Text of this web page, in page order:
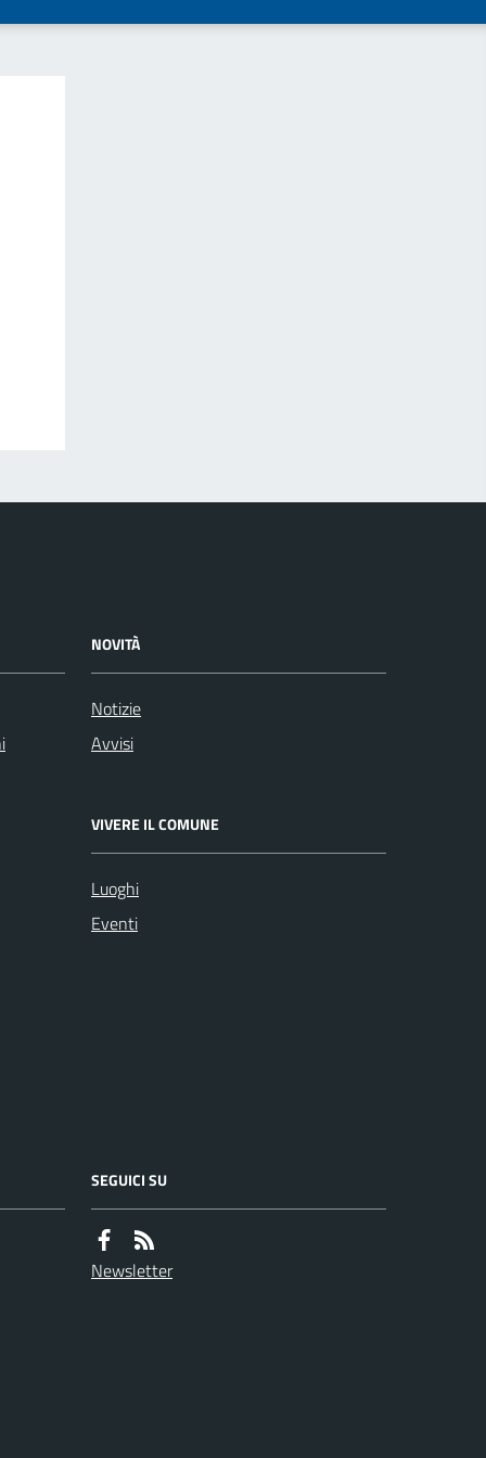
NOVITÀ
Notizie
Avvisi
VIVERE IL COMUNE
Luoghi
Eventi
SEGUICI SU
Newsletter